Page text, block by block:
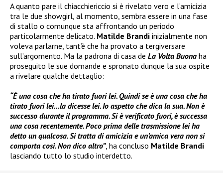
A quanto pare il chiacchiericcio si è rivelato vero e l’amicizia
tra le due showgirl, al momento, sembra essere in una fase
di stallo o comunque sta affrontando un periodo
particolarmente delicato. Matilde Brandi inizialmente non
voleva parlarne, tant’è che ha provato a tergiversare
sull’argomento. Ma la padrona di casa de La Volta Buona ha
proseguito le sue domande e spronato dunque la sua ospite
a rivelare qualche dettaglio:
“È una cosa che ha tirato fuori lei. Quindi se è una cosa che ha
tirato fuori lei…la dicesse lei. Io aspetto che dica la sua. Non è
successo durante il programma. Si è verificato fuori, è successa
una cosa recentemente. Poco prima delle trasmissione lei ha
detto un qualcosa. Si tratta di amicizia e un’amica vera non si
comporta così. Non dico altro”, ha concluso Matilde Brandi
lasciando tutto lo studio interdetto.